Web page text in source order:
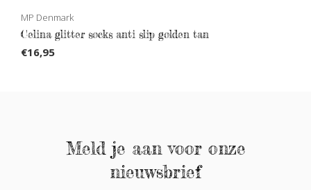
MP Denmark
Celina glitter socks anti slip golden tan
€16,95
Meld je aan voor onze
nieuwsbrief